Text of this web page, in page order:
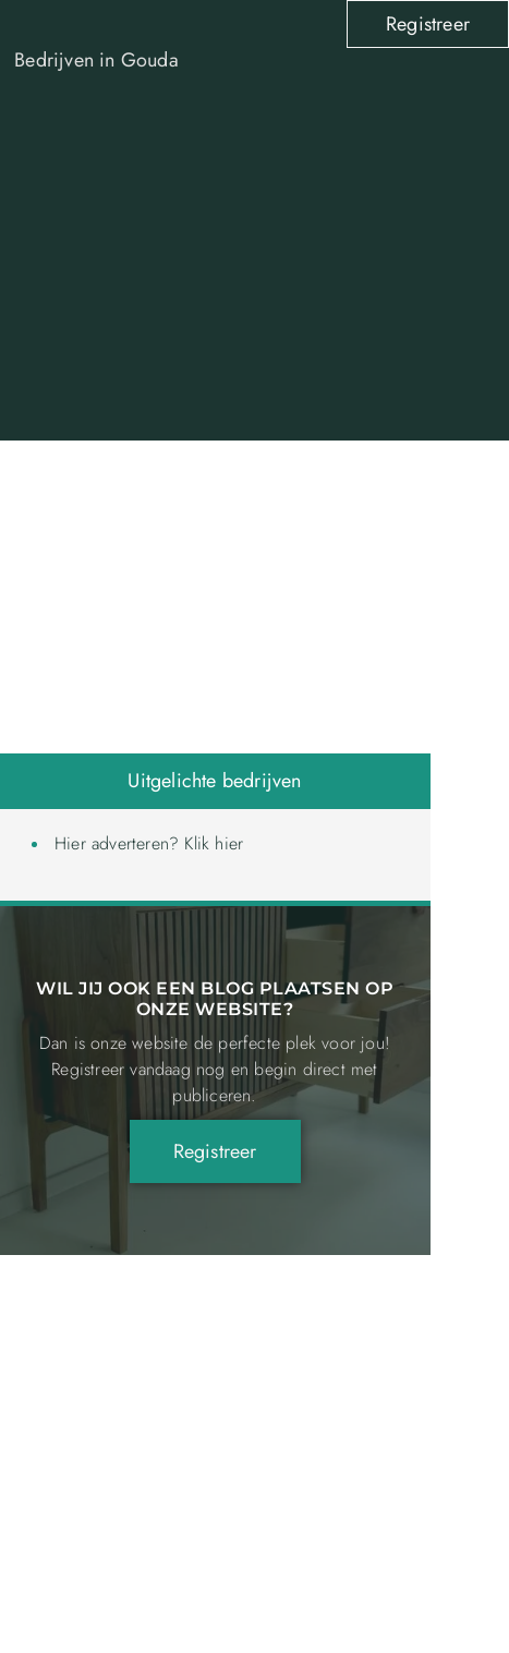
Bedrijven in Gouda
Registreer
Uitgelichte bedrijven
Hier adverteren? Klik hier
WIL JIJ OOK EEN BLOG PLAATSEN OP
ONZE WEBSITE?
Dan is onze website de perfecte plek voor jou!
Registreer vandaag nog en begin direct met
publiceren.
Registreer